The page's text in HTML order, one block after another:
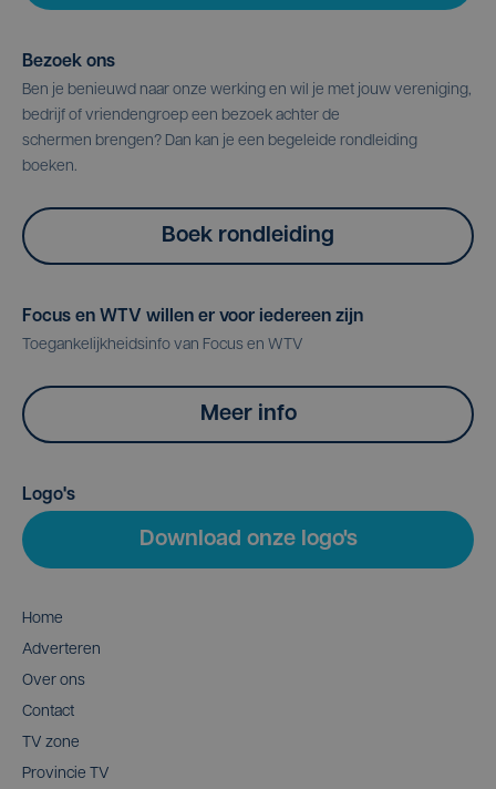
Bezoek ons
Ben je benieuwd naar onze werking en wil je met jouw vereniging,
bedrijf of vriendengroep een bezoek achter de
schermen brengen? Dan kan je een begeleide rondleiding
boeken.
Boek rondleiding
Focus en WTV willen er voor iedereen zijn
Toegankelijkheidsinfo van Focus en WTV
Meer info
Logo's
Download onze logo's
Home
Adverteren
Over ons
Contact
TV zone
Provincie TV